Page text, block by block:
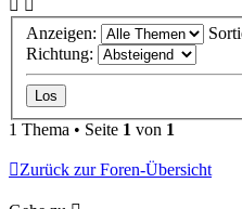
Anzeigen:
Richtung:
1 Thema • Seite 1 von 1
Zurück zur Foren-Übersicht